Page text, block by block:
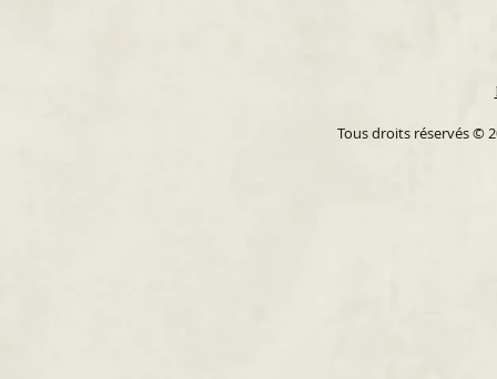
Tous droits réservés ©